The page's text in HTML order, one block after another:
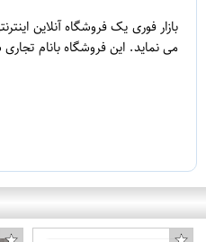
1
0
بازار فوری یک فروشگاه آنلاین
می نماید. این فروشگاه بانام تجاری سرواندیشان از سال